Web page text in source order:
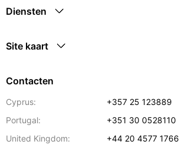
Diensten
Site kaart
Contacten
Cyprus:
+357 25 123889
Portugal:
+351 30 0528110
United Kingdom:
+44 20 4577 1766